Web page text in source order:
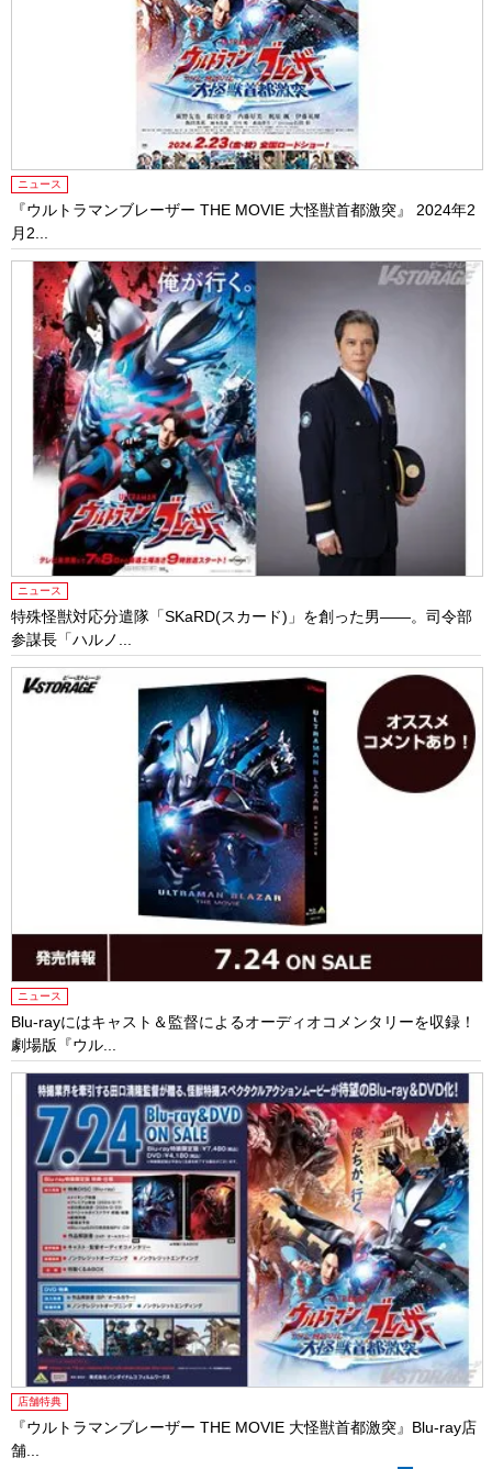
ニュース
『ウルトラマンブレーザー THE MOVIE 大怪獣首都激突』 2024年2
月2...
ニュース
特殊怪獣対応分遣隊「SKaRD(スカード)」を創った男――。司令部
参謀長「ハルノ...
ニュース
Blu-rayにはキャスト＆監督によるオーディオコメンタリーを収録！
劇場版『ウル...
店舗特典
『ウルトラマンブレーザー THE MOVIE 大怪獣首都激突』Blu-ray店
舗...